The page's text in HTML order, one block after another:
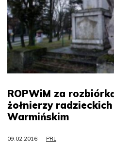
ROPWiM za
żołnierzy
Warmińskim
09.02.2016 PRL